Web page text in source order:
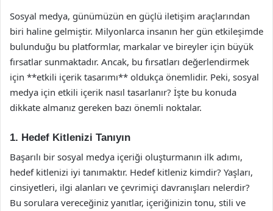
Sosyal medya, günümüzün en güçlü iletişim araçlarından
biri haline gelmiştir. Milyonlarca insanın her gün etkileşimde
bulunduğu bu platformlar, markalar ve bireyler için büyük
fırsatlar sunmaktadır. Ancak, bu fırsatları değerlendirmek
için **etkili içerik tasarımı** oldukça önemlidir. Peki, sosyal
medya için etkili içerik nasıl tasarlanır? İşte bu konuda
dikkate almanız gereken bazı önemli noktalar.
1. Hedef Kitlenizi Tanıyın
Başarılı bir sosyal medya içeriği oluşturmanın ilk adımı,
hedef kitlenizi iyi tanımaktır. Hedef kitleniz kimdir? Yaşları,
cinsiyetleri, ilgi alanları ve çevrimiçi davranışları nelerdir?
Bu sorulara vereceğiniz yanıtlar, içeriğinizin tonu, stili ve